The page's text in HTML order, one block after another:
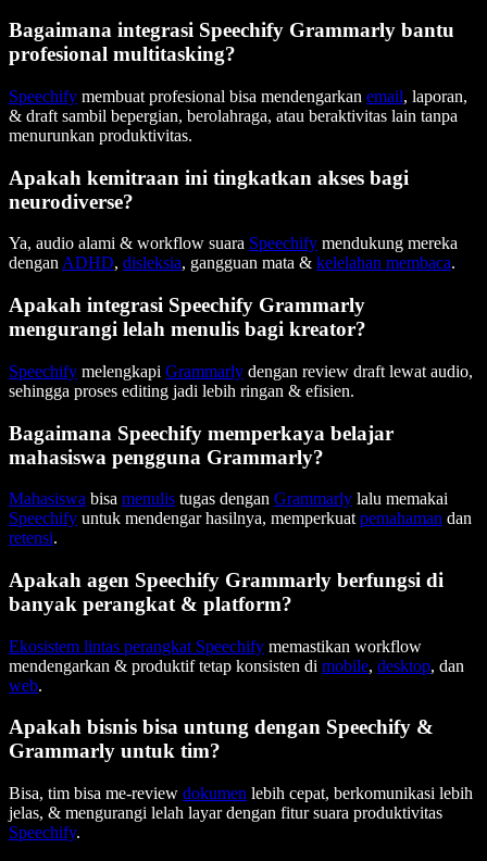
Bagaimana integrasi Speechify Grammarly bantu
profesional multitasking?
Speechify membuat profesional bisa mendengarkan email, laporan,
& draft sambil bepergian, berolahraga, atau beraktivitas lain tanpa
menurunkan produktivitas.
Apakah kemitraan ini tingkatkan akses bagi
neurodiverse?
Ya, audio alami & workflow suara Speechify mendukung mereka
dengan ADHD, disleksia, gangguan mata & kelelahan membaca.
Apakah integrasi Speechify Grammarly
mengurangi lelah menulis bagi kreator?
Speechify melengkapi Grammarly dengan review draft lewat audio,
sehingga proses editing jadi lebih ringan & efisien.
Bagaimana Speechify memperkaya belajar
mahasiswa pengguna Grammarly?
Mahasiswa bisa menulis tugas dengan Grammarly lalu memakai
Speechify untuk mendengar hasilnya, memperkuat pemahaman dan
retensi.
Apakah agen Speechify Grammarly berfungsi di
banyak perangkat & platform?
Ekosistem lintas perangkat Speechify memastikan workflow
mendengarkan & produktif tetap konsisten di mobile, desktop, dan
web.
Apakah bisnis bisa untung dengan Speechify &
Grammarly untuk tim?
Bisa, tim bisa me-review dokumen lebih cepat, berkomunikasi lebih
jelas, & mengurangi lelah layar dengan fitur suara produktivitas
Speechify.